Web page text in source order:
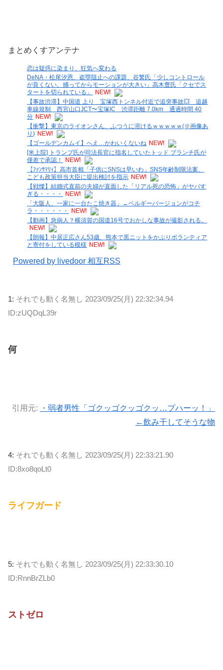
まとめくすアンテナ
恋は疑惑に染まり、狂気へ変わる
DeNA・松尾汐恩、盗塁阻止への課題、谷繁氏「少しコントロール
が良くない。捕ってからモーションが大きい」高木豊氏「クセでス
タートを切られている」
NEW!
【事故渋滞】中国道 上り 宝塚西トンネル付近で追突事故💥 追越
車線規制 西宮山口JCT〜宝塚IC 渋滞距離 7.0km 通過時間 40
分 NEW!
【衝撃】東京のライオンさん、ふつうに溶けるｗｗｗｗｗ(※画像あ
り) NEW!
【ゴールデンカムイ】へえ…かわいくないね NEW!
[米上院] トランプ氏が司法長官に指名していたトッド ブランチ氏が
僅差で承認！
NEW!
【ﾌｧﾝｻﾏﾘｨ】高市首相「子供にSNSは早いわ」SNS年齢制限法案、
こども政策担当大臣に提出検討を指示 NEW!
【戦慄】結婚式直前の夫婦が直面した「リアル死の恐怖」がヤバす
ぎる・・・・
NEW!
「大阪人、一家に一台たこ焼き器」←ベルギーバージョンがコチ
ラ・・・・・・
NEW!
【動画】急病人？横須賀の国道16号でおかしな事故が撮影される。
NEW!
【朗報】中居正広さん53歳、熊本で黒ニットをかぶりボランティア
と寄付をしている模様 NEW!
Powered by livedoor 相互RSS
1: それでも動く名無し 2023/09/25(月) 22:32:34.94
ID:zUQDqL39r
何
引用元:
・弱者男性「ゴクッゴクッゴクッ…プハーッ！」
←飲み干してそうな物
4: それでも動く名無し 2023/09/25(月) 22:33:21.90
ID:8xo8qoLt0
ライフガード
5: それでも動く名無し 2023/09/25(月) 22:33:30.10
ID:RnnBrZLb0
ストゼロ